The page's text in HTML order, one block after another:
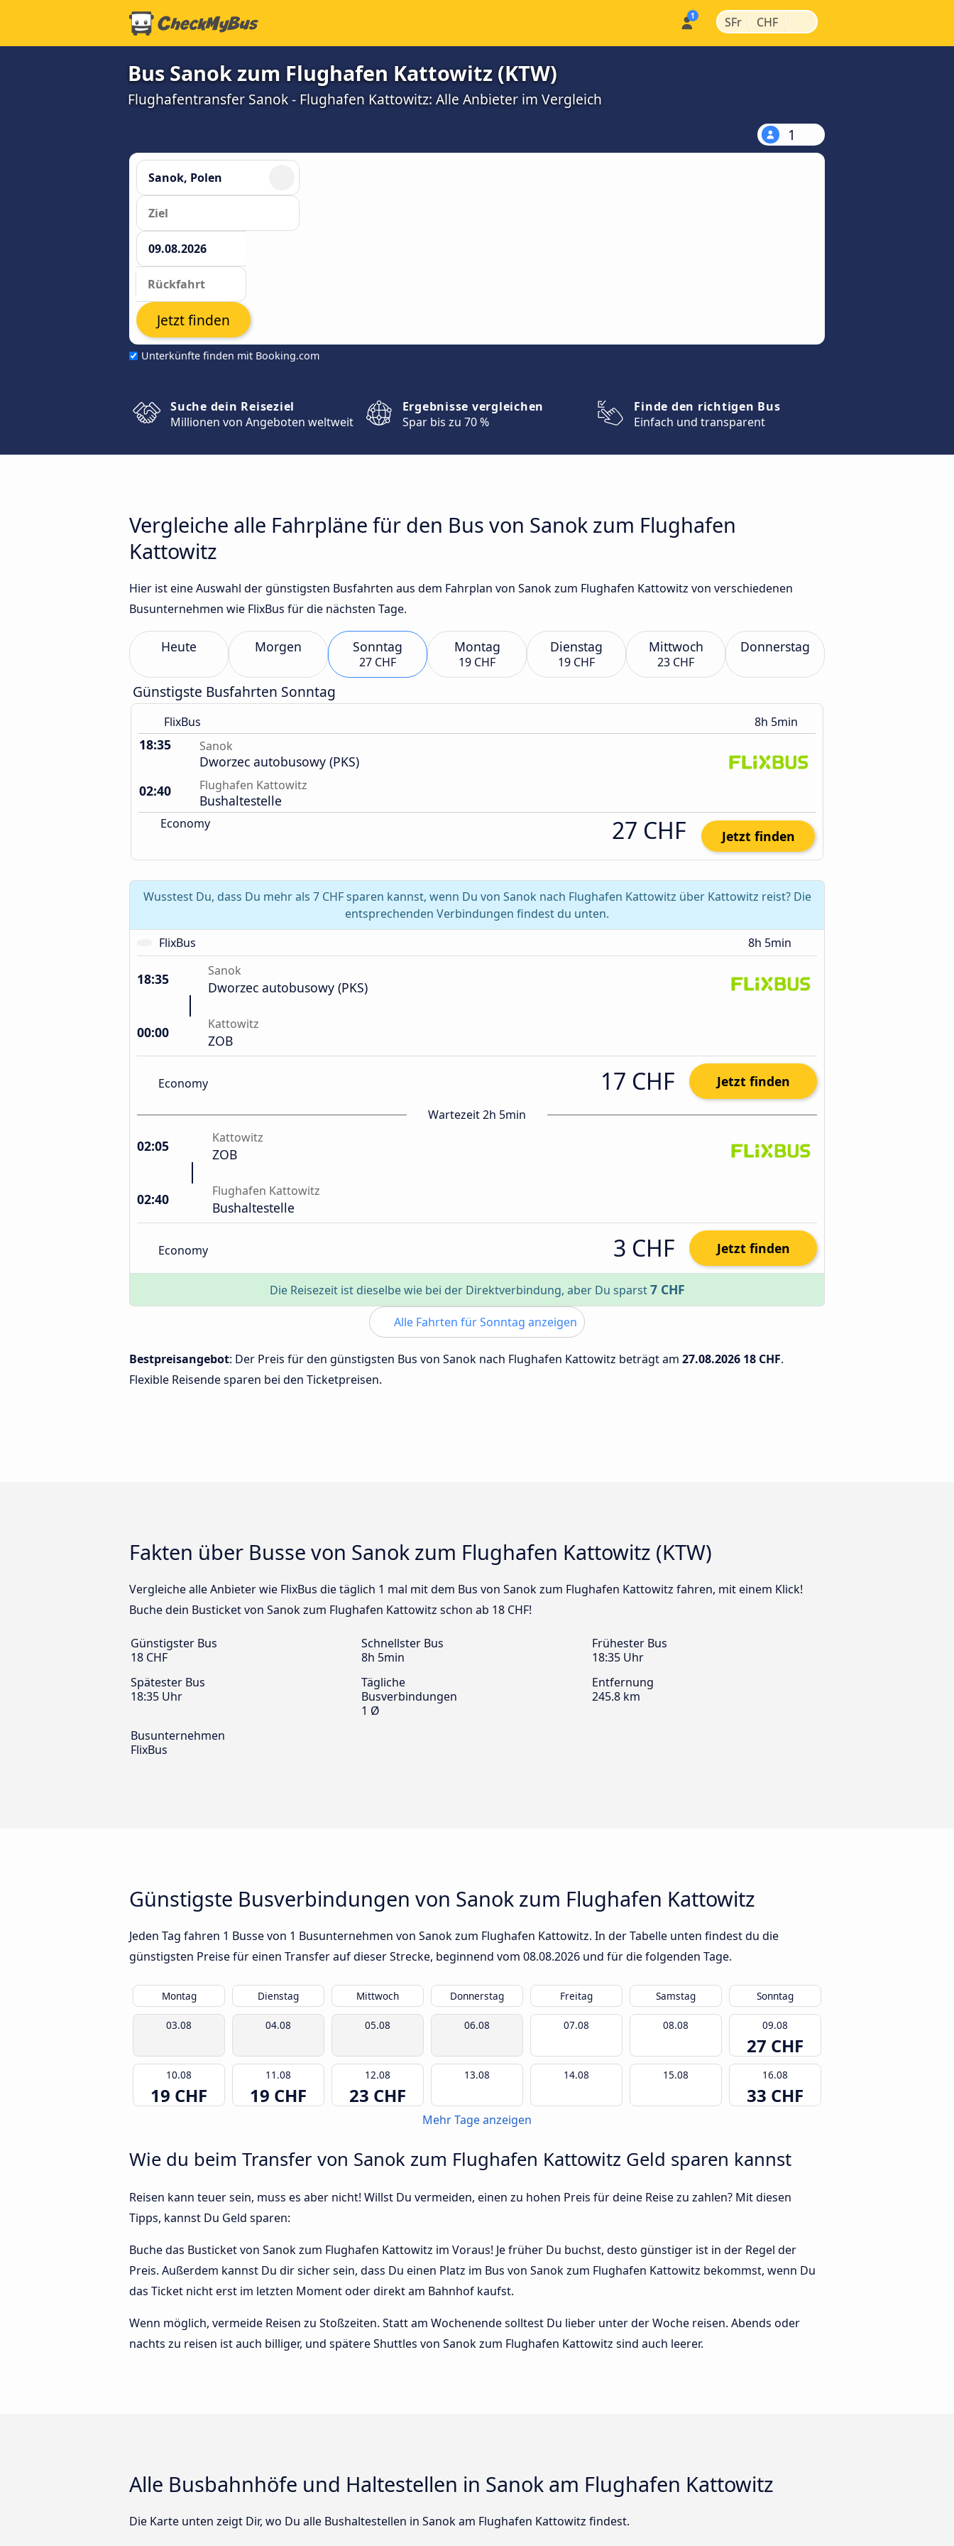
SFr | CHF |
Bus Sanok zum Flughafen Kattowitz (KTW)
Flughafentransfer Sanok - Flughafen Kattowitz: Alle Anbieter im Vergleich
1
Unterkünfte finden mit Booking.com
Jetzt finden
Suche dein Reiseziel
Millionen von Angeboten weltweit
Ergebnisse vergleichen
Spar bis zu 70 %
Finde den richtigen Bus
Einfach und transparent
Vergleiche alle Fahrpläne für den Bus von Sanok zum Flughafen
Kattowitz
Hier ist eine Auswahl der günstigsten Busfahrten aus dem Fahrplan von Sanok zum Flughafen Kattowitz von verschiedenen
Busunternehmen wie FlixBus für die nächsten Tage.
Heute Morgen Sonntag
27 CHF
Montag
19 CHF
Dienstag
19 CHF
Mittwoch
23 CHF
Donnerstag
Günstigste Busfahrten Sonntag
FlixBus 8h 5min
18:35 Sanok
Dworzec autobusowy (PKS)
02:40
Flughafen Kattowitz
Bushaltestelle
Economy 27 CHF Jetzt finden
Wusstest Du, dass Du mehr als 7 CHF sparen kannst, wenn Du von Sanok nach Flughafen Kattowitz über Kattowitz reist? Die
entsprechenden Verbindungen findest du unten.
FlixBus
8h 5min
18:35 Sanok
Dworzec autobusowy (PKS)
00:00 Kattowitz
ZOB
Economy 17 CHF Jetzt finden
Wartezeit 2h 5min
02:05 Kattowitz
ZOB
02:40 Flughafen Kattowitz
Bushaltestelle
Economy 3 CHF Jetzt finden
Die Reisezeit ist dieselbe wie bei der Direktverbindung, aber Du sparst7 CHF
Alle Fahrten für Sonntag anzeigen
Bestpreisangebot: Der Preis für den günstigsten Bus von Sanok nach Flughafen Kattowitz beträgt am 27.08.2026 18 CHF.
Flexible Reisende sparen bei den Ticketpreisen.
Fakten über Busse von Sanok zum Flughafen Kattowitz (KTW)
Vergleiche alle Anbieter wie FlixBus die täglich 1 mal mit dem Bus von Sanok zum Flughafen Kattowitz fahren, mit einem Klick!
Buche dein Busticket von Sanok zum Flughafen Kattowitz schon ab 18 CHF!
Günstigster Bus
18 CHF
Schnellster Bus
8h 5min
Frühester Bus
18:35 Uhr
Spätester Bus
18:35 Uhr
Tägliche
Busverbindungen
1 Ø
Entfernung
245.8 km
Busunternehmen
FlixBus
Günstigste Busverbindungen von Sanok zum Flughafen Kattowitz
Jeden Tag fahren 1 Busse von 1 Busunternehmen von Sanok zum Flughafen Kattowitz. In der Tabelle unten findest du die
günstigsten Preise für einen Transfer auf dieser Strecke, beginnend vom 08.08.2026 und für die folgenden Tage.
Montag Dienstag Mittwoch Donnerstag Freitag Samstag Sonntag
03.08 04.08 05.08 06.08 07.08 08.08 09.08
27 CHF
10.08
19 CHF
11.08
19 CHF
12.08
23 CHF
13.08 14.08 15.08 16.08
33 CHF
Mehr Tage anzeigen
Wie du beim Transfer von Sanok zum Flughafen Kattowitz Geld sparen kannst
Reisen kann teuer sein, muss es aber nicht! Willst Du vermeiden, einen zu hohen Preis für deine Reise zu zahlen? Mit diesen
Tipps, kannst Du Geld sparen:
Buche das Busticket von Sanok zum Flughafen Kattowitz im Voraus! Je früher Du buchst, desto günstiger ist in der Regel der
Preis. Außerdem kannst Du dir sicher sein, dass Du einen Platz im Bus von Sanok zum Flughafen Kattowitz bekommst, wenn Du
das Ticket nicht erst im letzten Moment oder direkt am Bahnhof kaufst.
Wenn möglich, vermeide Reisen zu Stoßzeiten. Statt am Wochenende solltest Du lieber unter der Woche reisen. Abends oder
nachts zu reisen ist auch billiger, und spätere Shuttles von Sanok zum Flughafen Kattowitz sind auch leerer.
Alle Busbahnhöfe und Haltestellen in Sanok am Flughafen Kattowitz
Die Karte unten zeigt Dir, wo Du alle Bushaltestellen in Sanok am Flughafen Kattowitz findest.